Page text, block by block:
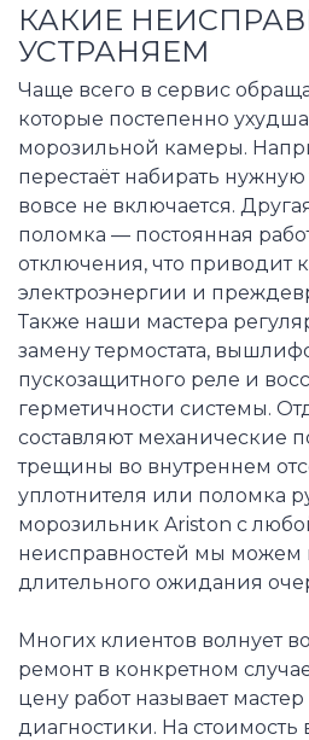
КАКИЕ
УСТРАНЯЕМ
Чаще всего в сервис
которые постепенно
морозильной камеры.
перестаёт набирать
вовсе не включается.
поломка — постоянная
отключения, что приводит
электроэнергии и
Также наши мастера
замену термостата,
пускозащитного реле и
герметичности системы.
составляют механические
трещины во внутреннем
уплотнителя или поломка
морозильник Ariston с
неисправностей мы можем
длительного ожидания
Многих клиентов волнует
ремонт в конкретном
цену работ называет
диагностики. На стоимость